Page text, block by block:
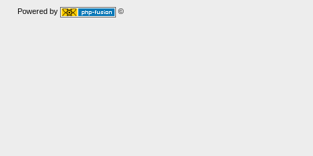
Powered by ©